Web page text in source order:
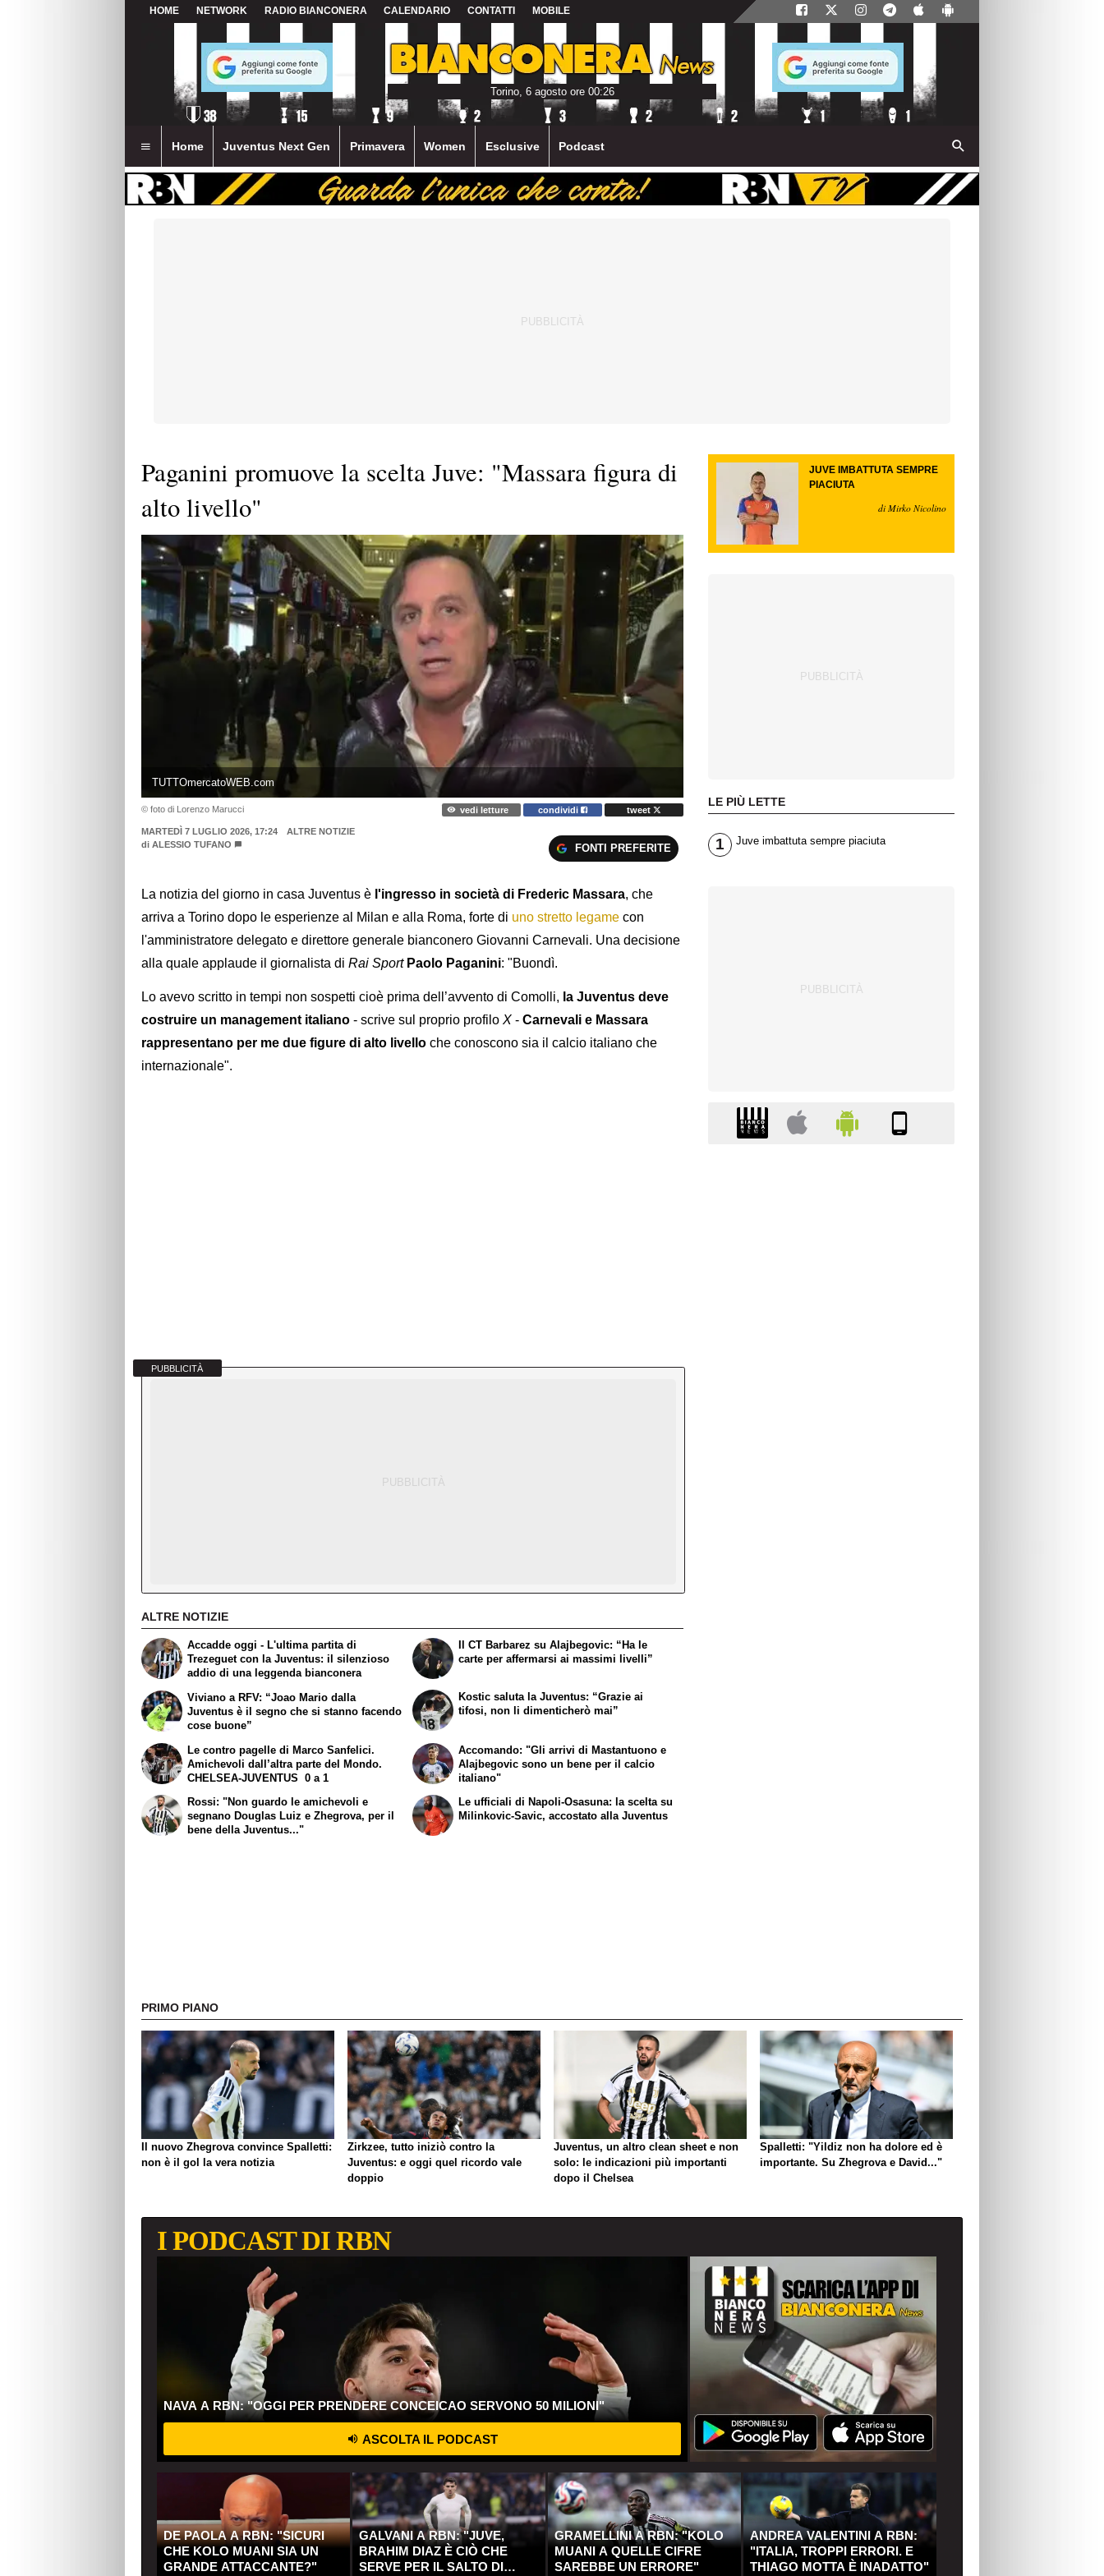
HOME NETWORK RADIO BIANCONERA CALENDARIO CONTATTI MOBILE
Torino, 6 agosto ore 00:26
Home Juventus Next Gen Primavera Women Esclusive Podcast
Paganini promuove la scelta Juve: "Massara figura di
alto livello"
TUTTOmercatoWEB.com
© foto di Lorenzo Marucci vedi letture condividi tweet
MARTEDÌ 7 LUGLIO 2026, 17:24
ALTRE NOTIZIE
di ALESSIO TUFANO FONTI PREFERITE
La notizia del giorno in casa Juventus è l'ingresso in società di Frederic Massara, che
arriva a Torino dopo le esperienze al Milan e alla Roma, forte di uno stretto legame con
l'amministratore delegato e direttore generale bianconero Giovanni Carnevali. Una decisione
alla quale applaude il giornalista di Rai Sport Paolo Paganini: "Buondì.
Lo avevo scritto in tempi non sospetti cioè prima dell’avvento di Comolli, la Juventus deve
costruire un management italiano - scrive sul proprio profilo X - Carnevali e Massara
rappresentano per me due figure di alto livello che conoscono sia il calcio italiano che
internazionale".
PUBBLICITÀ
ALTRE NOTIZIE
Accadde oggi - L'ultima partita di
Trezeguet con la Juventus: il silenzioso
addio di una leggenda bianconera
Viviano a RFV: “Joao Mario dalla
Juventus è il segno che si stanno facendo
cose buone”
Il CT Barbarez su Alajbegovic: “Ha le
carte per affermarsi ai massimi livelli”
Kostic saluta la Juventus: “Grazie ai
tifosi, non li dimenticherò mai”
Le contro pagelle di Marco Sanfelici.
Amichevoli dall’altra parte del Mondo.
CHELSEA-JUVENTUS 0 a 1
Rossi: "Non guardo le amichevoli e
segnano Douglas Luiz e Zhegrova, per il
bene della Juventus..."
Accomando: "Gli arrivi di Mastantuono e
Alajbegovic sono un bene per il calcio
italiano"
Le ufficiali di Napoli-Osasuna: la scelta su
Milinkovic-Savic, accostato alla Juventus
JUVE IMBATTUTA SEMPRE
PIACIUTA
di Mirko Nicolino
LE PIÙ LETTE
1 Juve imbattuta sempre piaciuta
PRIMO PIANO
Il nuovo Zhegrova convince Spalletti:
non è il gol la vera notizia
Zirkzee, tutto iniziò contro la
Juventus: e oggi quel ricordo vale
doppio
Juventus, un altro clean sheet e non
solo: le indicazioni più importanti
dopo il Chelsea
Spalletti: "Yildiz non ha dolore ed è
importante. Su Zhegrova e David..."
I PODCAST DI RBN
NAVA A RBN: "OGGI PER PRENDERE CONCEICAO SERVONO 50 MILIONI"
ASCOLTA IL PODCAST
DE PAOLA A RBN: "SICURI
CHE KOLO MUANI SIA UN
GRANDE ATTACCANTE?"
GALVANI A RBN: "JUVE,
BRAHIM DIAZ È CIÒ CHE
SERVE PER IL SALTO DI
GRAMELLINI A RBN: "KOLO
MUANI A QUELLE CIFRE
SAREBBE UN ERRORE"
ANDREA VALENTINI A RBN:
"ITALIA, TROPPI ERRORI. E
THIAGO MOTTA È INADATTO"